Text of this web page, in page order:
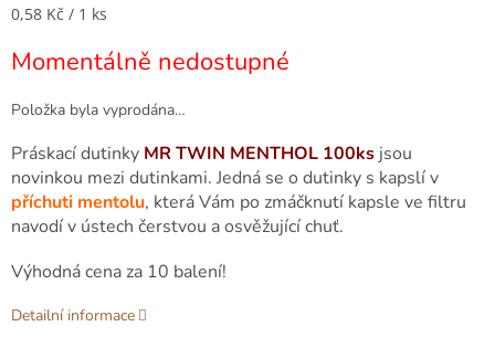
Měrná
0,58 Kč / 1 ks
Momentálně nedostupné
Položka byla vyprodána…
Práskací dutinky MR TWIN MENTHOL 100ksjsou
novinkou mezi dutinkami. Jedná se o dutinky s kapslí v
příchuti mentolu, která Vám po zmáčknutí kapsle ve filtru
navodí v ústech čerstvou a osvěžující chuť.
Výhodná cena za 10 balení!
Detailní informace